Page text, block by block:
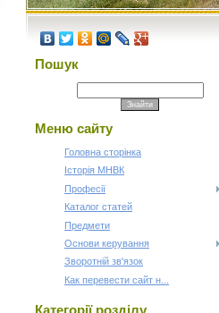
Пошук
Меню сайту
Головна сторінка
Історія МНВК
Професії
Каталог статей
Предмети
Основи керування
Зворотній зв'язок
Как перевести сайт н...